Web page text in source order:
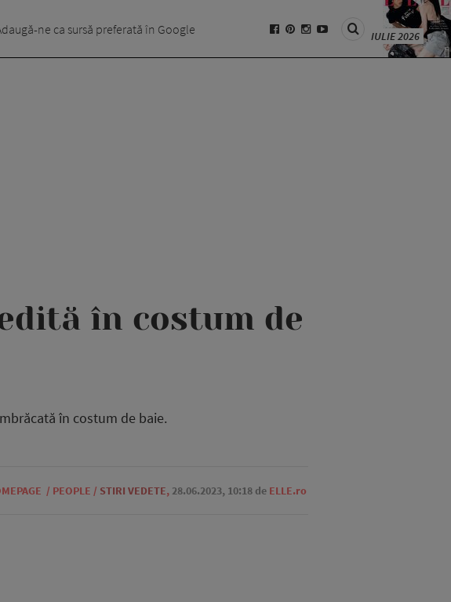
ne ca sursă preferată în Google IULIE 2026
în costum de
în costum de baie.
/ PEOPLE / STIRI VEDETE, 28.06.2023, 10:18 de ELLE.ro